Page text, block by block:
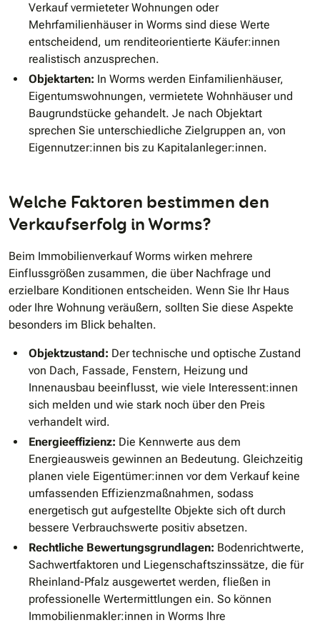
Verkauf vermieteter Wohnungen oder
Mehrfamilienhäuser in Worms sind diese Werte
entscheidend, um renditeorientierte Käufer:innen
realistisch anzusprechen.
Objektarten: In Worms werden Einfamilienhäuser,
Eigentumswohnungen, vermietete Wohnhäuser und
Baugrundstücke gehandelt. Je nach Objektart
sprechen Sie unterschiedliche Zielgruppen an, von
Eigennutzer:innen bis zu Kapitalanleger:innen.
Welche Faktoren bestimmen den
Verkaufserfolg in Worms?
Beim Immobilienverkauf Worms wirken mehrere
Einflussgrößen zusammen, die über Nachfrage und
erzielbare Konditionen entscheiden. Wenn Sie Ihr Haus
oder Ihre Wohnung veräußern, sollten Sie diese Aspekte
besonders im Blick behalten.
Objektzustand: Der technische und optische Zustand
von Dach, Fassade, Fenstern, Heizung und
Innenausbau beeinflusst, wie viele Interessent:innen
sich melden und wie stark noch über den Preis
verhandelt wird.
Energieeffizienz: Die Kennwerte aus dem
Energieausweis gewinnen an Bedeutung. Gleichzeitig
planen viele Eigentümer:innen vor dem Verkauf keine
umfassenden Effizienzmaßnahmen, sodass
energetisch gut aufgestellte Objekte sich oft durch
bessere Verbrauchswerte positiv absetzen.
Rechtliche Bewertungsgrundlagen: Bodenrichtwerte,
Sachwertfaktoren und Liegenschaftszinssätze, die für
Rheinland-Pfalz ausgewertet werden, fließen in
professionelle Wertermittlungen ein. So können
Immobilienmakler:innen in Worms Ihre